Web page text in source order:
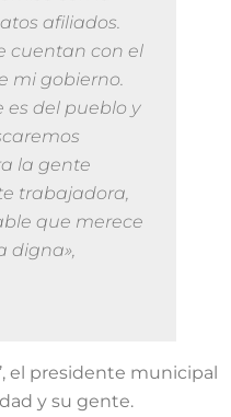
afiliados.
cuentan con el
mi gobierno.
es del pueblo y
la gente
trabajadora,
que merece
digna»,
el presidente municipal
y su gente.